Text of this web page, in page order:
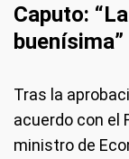
Caputo:
buenísima”
Tras la
acuerdo con el
ministro de